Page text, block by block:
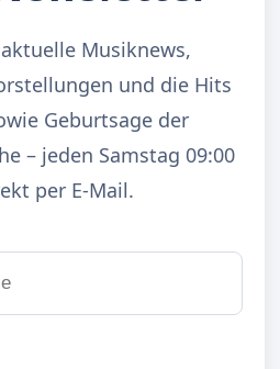
Musiknews,
und die Hits
Geburtsage der
– jeden Samstag 09:00
per E-Mail.